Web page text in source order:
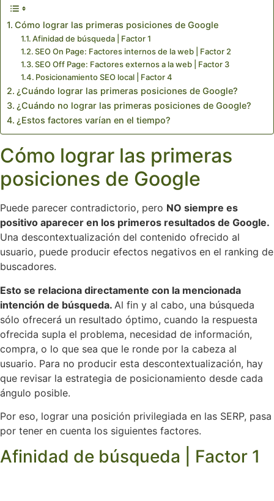
Cómo lograr las primeras posiciones de Google
Afinidad de búsqueda | Factor 1
SEO On Page: Factores internos de la web | Factor 2
SEO Off Page: Factores externos a la web | Factor 3
Posicionamiento SEO local | Factor 4
¿Cuándo lograr las primeras posiciones de Google?
¿Cuándo no lograr las primeras posiciones de Google?
¿Estos factores varían en el tiempo?
Cómo lograr las primeras
posiciones de Google
Puede parecer contradictorio, pero NO siempre es
positivo aparecer en los primeros resultados de Google.
Una descontextualización del contenido ofrecido al
usuario, puede producir efectos negativos en el ranking de
buscadores.
Esto se relaciona directamente con la mencionada
intención de búsqueda. Al fin y al cabo, una búsqueda
sólo ofrecerá un resultado óptimo, cuando la respuesta
ofrecida supla el problema, necesidad de información,
compra, o lo que sea que le ronde por la cabeza al
usuario. Para no producir esta descontextualización, hay
que revisar la estrategia de posicionamiento desde cada
ángulo posible.
Por eso, lograr una posición privilegiada en las SERP, pasa
por tener en cuenta los siguientes factores.
Afinidad de búsqueda | Factor 1